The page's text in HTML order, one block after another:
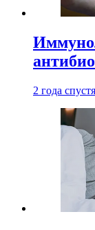
2 года спустя